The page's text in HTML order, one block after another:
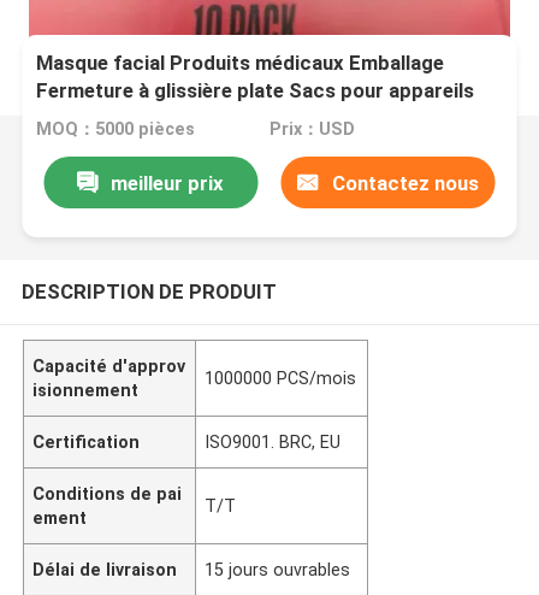
Masque facial Produits médicaux Emballage
Fermeture à glissière plate Sacs pour appareils
médicaux avec fenêtre transparente OEM
MOQ：5000 pièces Prix：USD
meilleur prix Contactez nous
DESCRIPTION DE PRODUIT
Capacité d'approv
isionnement
1000000 PCS/mois
Certification ISO9001. BRC, EU
Conditions de pai
ement
T/T
Délai de livraison 15 jours ouvrables